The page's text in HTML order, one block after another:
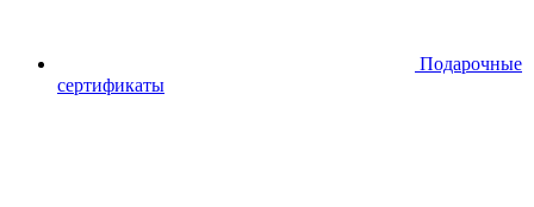
Подарочные
сертификаты